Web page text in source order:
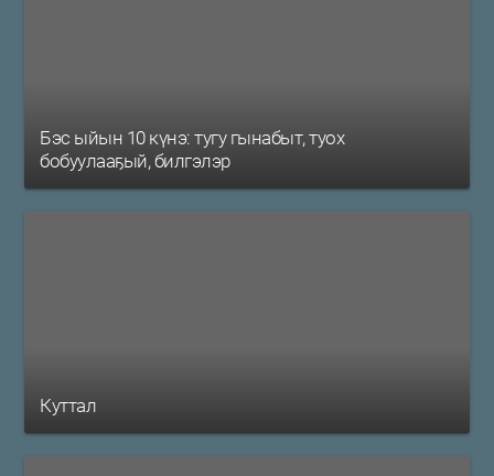
Бэс ыйын 10 күнэ: тугу гынабыт, туох
бобуулааҕый, билгэлэр
Куттал